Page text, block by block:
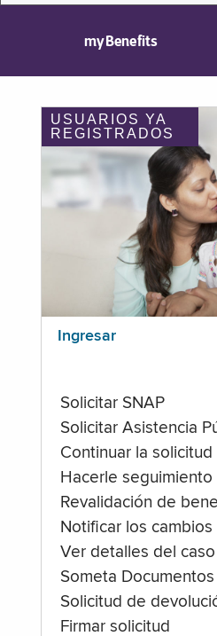
myBenefits
USUARIOS YA
REGISTRADOS
Ingresar
Solicitar SNAP
Solicitar Asistencia
Continuar la solicitud
Hacerle seguimiento
Revalidación de
Notificar los cambios
Ver detalles del caso
Someta
Solicitud de
Firmar solicitud